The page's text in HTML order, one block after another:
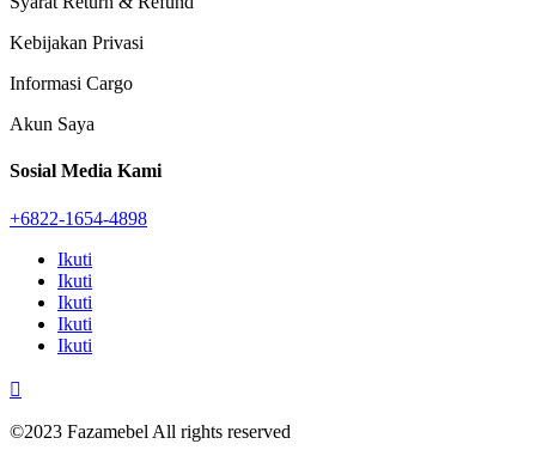
Kebijakan Privasi
Informasi Cargo
Akun Saya
Sosial Media Kami
+6822-1654-4898
Ikuti
Ikuti
Ikuti
Ikuti
Ikuti

©2023 Fazamebel All rights reserved